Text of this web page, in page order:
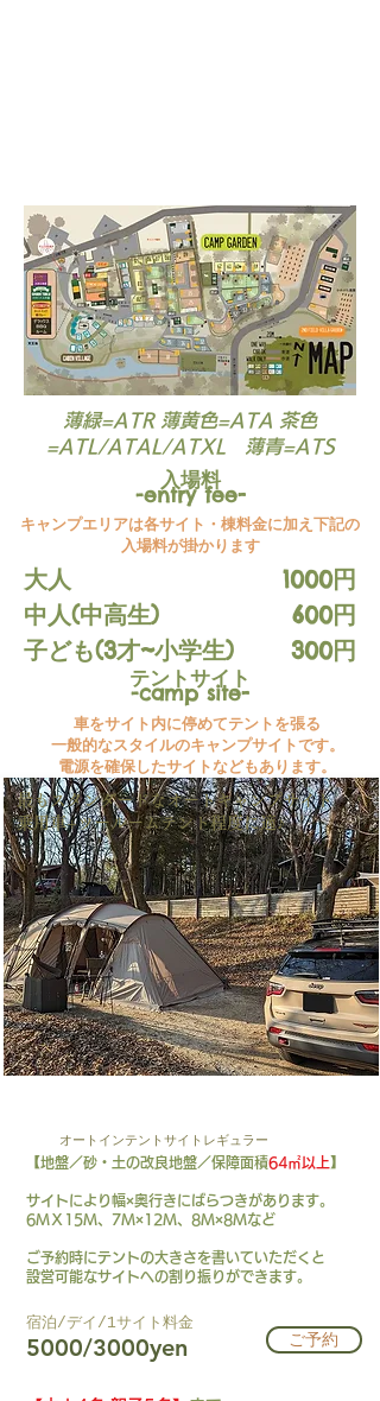
​薄緑=ATR 薄黄色=ATA 茶色
=ATL/ATAL/ATXL 薄青=ATS
入場料
-entry fee-
キャンプエリアは各サイト・棟料金に加え下記の
入場料が掛かります
大人
中人(中高生)
子ども(3才~小学生)
1000円
600円
300円
テントサイト
-camp site-
車をサイト内に停めてテントを張る
一般的なスタイルのキャンプサイトです。
​電源を確保したサイトなどもあります。
最もスタンダードなオートキャンプサイト
乗用車+ツールームテント程度に適♪
オートインテントサイトレギュラー
【地盤／砂・土の改良地盤／保障面積64㎡以上】
サイトにより幅×奥行きにばらつきがあります。
6ＭＸ15Ｍ、7Ｍ×12Ｍ、8Ｍ×8Ｍなど
​ご予約時にテントの大きさを書いていただくと
設営可能なサイトへの割り振りができます。
​宿泊/デイ/1サイト料金​
5000/3000yen ご予約